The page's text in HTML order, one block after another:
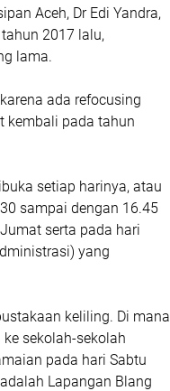
Aceh, Dr Edi Yandra,
2017 lalu,
lama.
ada refocusing
kembali pada tahun
setiap harinya, atau
sampai dengan 16.45
serta pada hari
yang
keliling. Di mana
sekolah-sekolah
pada hari Sabtu
Lapangan Blang